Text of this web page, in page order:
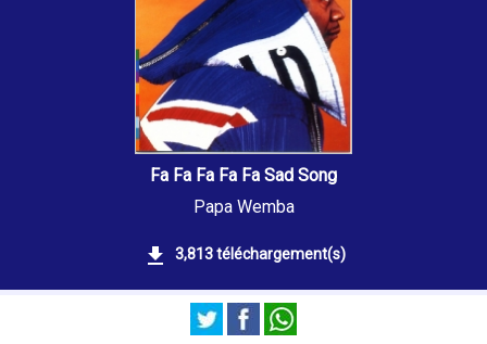
Fa Fa Fa Fa Fa Sad Song
Papa Wemba
3,813 téléchargement(s)